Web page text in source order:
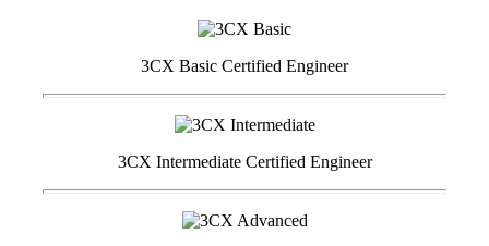
3CX Basic Certified Engineer
3CX Intermediate Certified Engineer